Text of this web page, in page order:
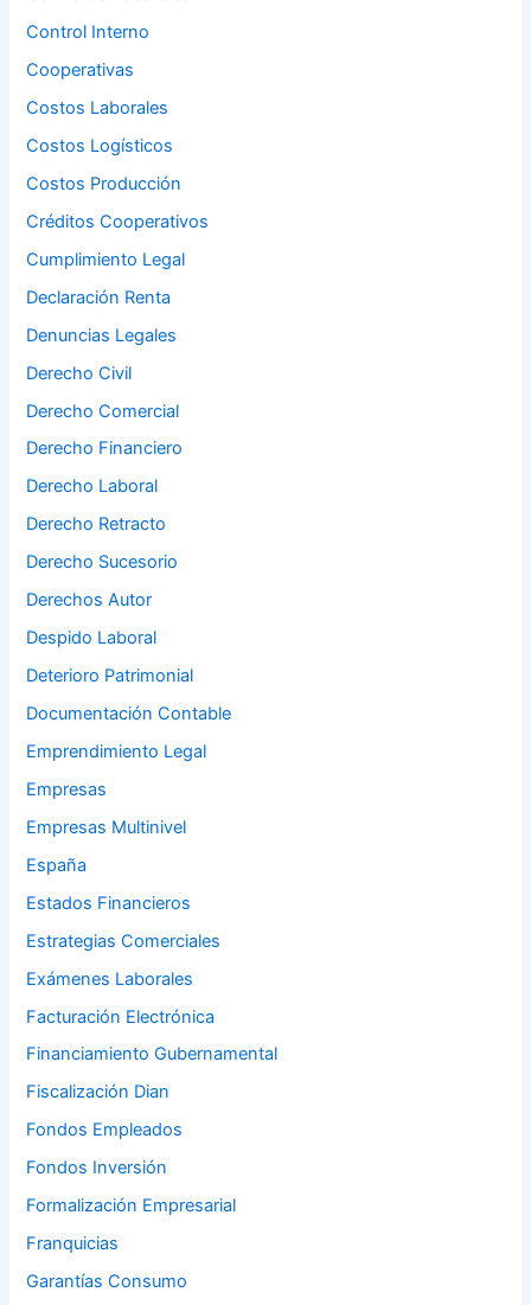
Control Interno
Cooperativas
Costos Laborales
Costos Logísticos
Costos Producción
Créditos Cooperativos
Cumplimiento Legal
Declaración Renta
Denuncias Legales
Derecho Civil
Derecho Comercial
Derecho Financiero
Derecho Laboral
Derecho Retracto
Derecho Sucesorio
Derechos Autor
Despido Laboral
Deterioro Patrimonial
Documentación Contable
Emprendimiento Legal
Empresas
Empresas Multinivel
España
Estados Financieros
Estrategias Comerciales
Exámenes Laborales
Facturación Electrónica
Financiamiento Gubernamental
Fiscalización Dian
Fondos Empleados
Fondos Inversión
Formalización Empresarial
Franquicias
Garantías Consumo